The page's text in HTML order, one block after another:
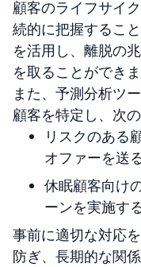
顧客のライフサイ
続的に把握するこ
を活用し、離脱の
を取ることができま
また、予測分析ツ
顧客を特定し、次
リスクのある
オファーを送
休眠顧客向け
ーンを実施す
事前に適切な対応
防ぎ、長期的な関